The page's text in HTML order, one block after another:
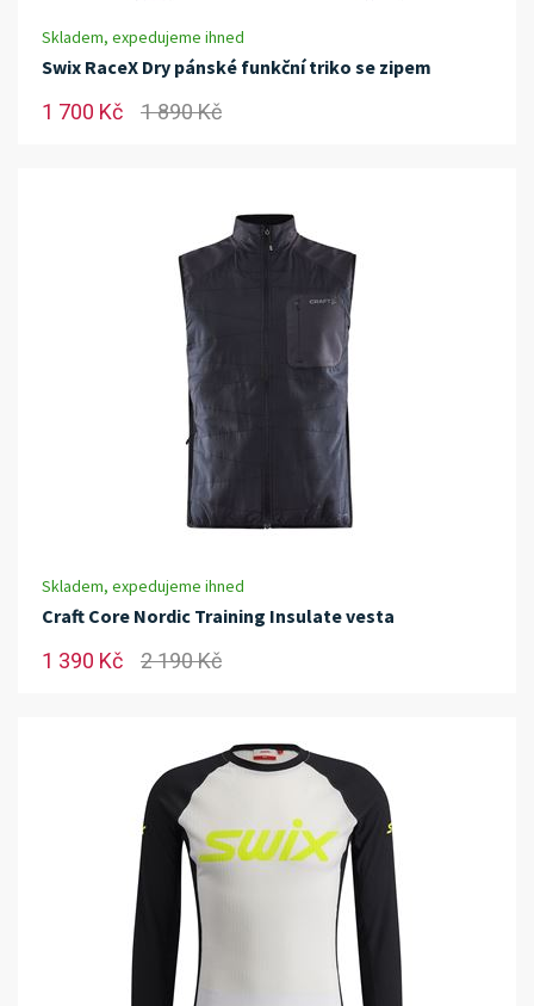
Skladem, expedujeme ihned
Swix RaceX Dry pánské funkční triko se zipem
1 700 Kč 1 890 Kč
Skladem, expedujeme ihned
Craft Core Nordic Training Insulate vesta
1 390 Kč 2 190 Kč